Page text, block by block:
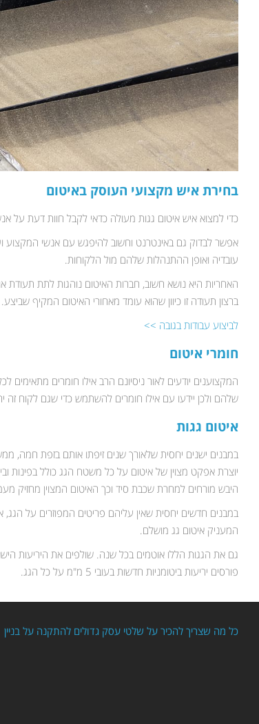
בחירת איש מקצועי העוסק באיטום
כדי למצוא איש איטום גגות מעולה כדאי לקבל חוות דעת על
אפשר לבדוק גם באינטרנט וחשוב להיפגש עם אנשי
עובדיה ואופן ההתנהלות שלהם מול הלקוחות.
האחריות היא נושא חשוב, חברות האיטום נוהגות לתת
ברצון תעודה זו כיוון שהוא עומד מאחורי האיטום המקיף שביצע.
לביצוע עבודות בגובה >>
חומרי איטום
המקצוענים יודעים לאור ניסיונם הרב אילו חומרים מתאימים
שלהם ולכן יידעו עם אילו חומרים להשתמש כדי שגם לקוח זה
איטום גגות
במבנים ישנים יחסית שלאורך שנים זיפתו אותם בזפת חמה,
יוצרת אפקט מצוין של איטום על כל משטח הגג כולל בפינות
היבש מורחים למחרת שכבת סיד וכך האיטום המצוין מחזיק
במבנים חדשים יחסית שאין עליהם פריטים המפוזרים על
המעניק איטום גג מושלם.
גם את הגגות הללו אוטמים בכל שנה. שולפים את היריעות
פורסים יריעות ביטומניות חדשות בעובי 5 מ"מ על כל הגג.
כל מה שצריך להכיר על שלטי עסק גדולים להתקנה על בניין